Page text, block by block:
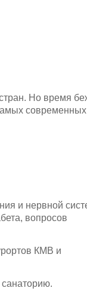
Но время
современных
и нервной
вопросов
КМВ и